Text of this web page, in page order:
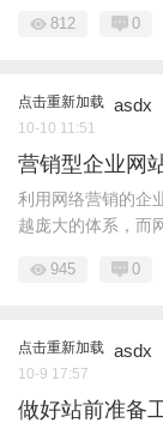
812 0
点击重新加载 asdx
10-10 11:51
营销型企业网
利用网络营销的企
越庞大的体系，而
945 0
点击重新加载 asdx
10-9 17:57
做好站前准备